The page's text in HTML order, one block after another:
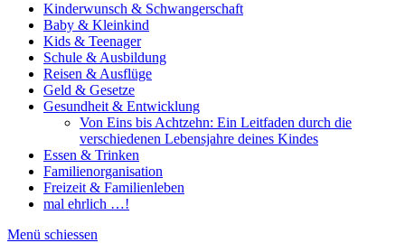
Kinderwunsch & Schwangerschaft
Baby & Kleinkind
Kids & Teenager
Schule & Ausbildung
Reisen & Ausflüge
Geld & Gesetze
Gesundheit & Entwicklung
Von Eins bis Achtzehn: Ein Leitfaden durch die
verschiedenen Lebensjahre deines Kindes
Essen & Trinken
Familienorganisation
Freizeit & Familienleben
mal ehrlich …!
Menü schiessen